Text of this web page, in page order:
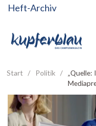
Heft-Archiv
Start / Politik /